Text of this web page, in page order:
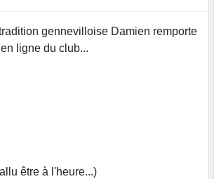
gennevilloise Damien remporte
ligne du club...
être à l'heure...)